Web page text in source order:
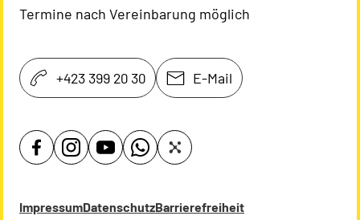
Termine nach Vereinbarung möglich
+423 399 20 30 E-Mail
ImpressumDatenschutzBarrierefreiheit